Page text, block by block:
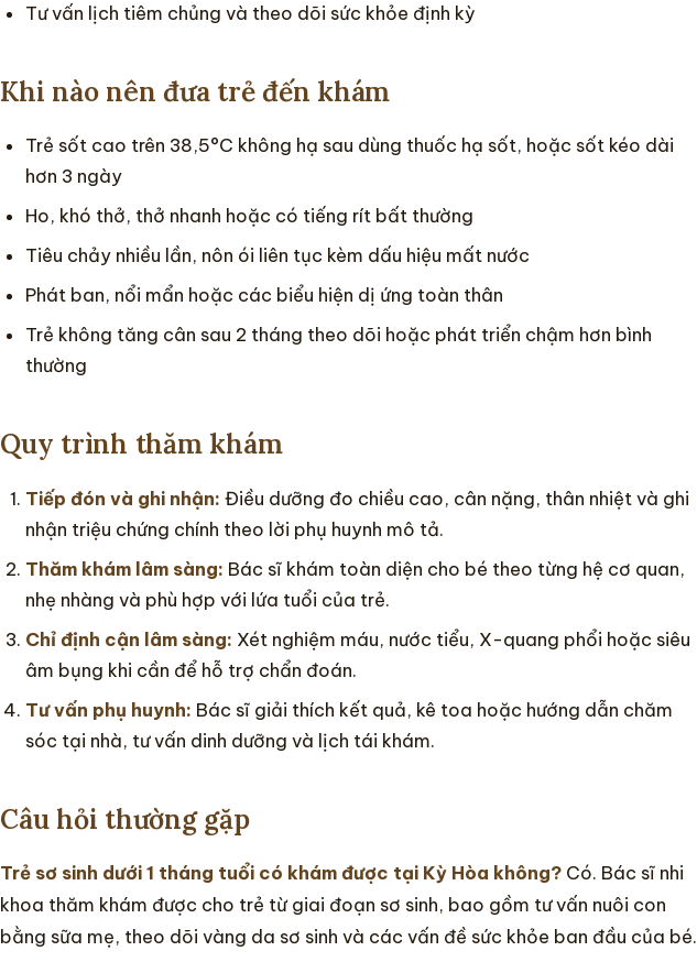
Tư vấn lịch tiêm chủng và theo dõi sức khỏe định kỳ
Khi nào nên đưa trẻ đến khám
Trẻ sốt cao trên 38,5°C không hạ sau dùng thuốc hạ sốt, hoặc sốt kéo dài
hơn 3 ngày
Ho, khó thở, thở nhanh hoặc có tiếng rít bất thường
Tiêu chảy nhiều lần, nôn ói liên tục kèm dấu hiệu mất nước
Phát ban, nổi mẩn hoặc các biểu hiện dị ứng toàn thân
Trẻ không tăng cân sau 2 tháng theo dõi hoặc phát triển chậm hơn bình
thường
Quy trình thăm khám
Tiếp đón và ghi nhận: Điều dưỡng đo chiều cao, cân nặng, thân nhiệt và ghi
nhận triệu chứng chính theo lời phụ huynh mô tả.
Thăm khám lâm sàng: Bác sĩ khám toàn diện cho bé theo từng hệ cơ quan,
nhẹ nhàng và phù hợp với lứa tuổi của trẻ.
Chỉ định cận lâm sàng: Xét nghiệm máu, nước tiểu, X-quang phổi hoặc siêu
âm bụng khi cần để hỗ trợ chẩn đoán.
Tư vấn phụ huynh: Bác sĩ giải thích kết quả, kê toa hoặc hướng dẫn chăm
sóc tại nhà, tư vấn dinh dưỡng và lịch tái khám.
Câu hỏi thường gặp
Trẻ sơ sinh dưới 1 tháng tuổi có khám được tại Kỳ Hòa không? Có. Bác sĩ nhi
khoa thăm khám được cho trẻ từ giai đoạn sơ sinh, bao gồm tư vấn nuôi con
bằng sữa mẹ, theo dõi vàng da sơ sinh và các vấn đề sức khỏe ban đầu của bé.